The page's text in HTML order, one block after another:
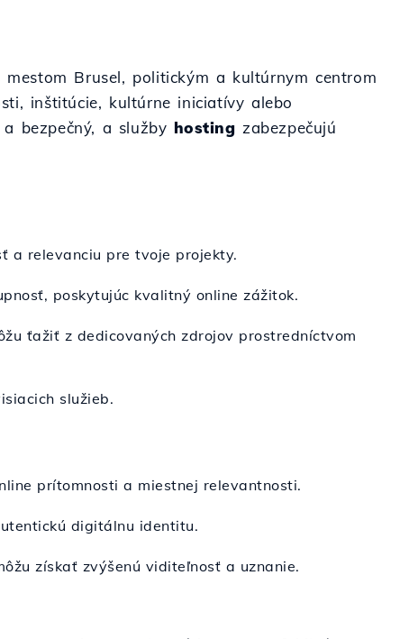
Brusel, politickým a kultúrnym centrom
inštitúcie, kultúrne iniciatívy alebo
bezpečný, a služby hosting zabezpečujú
a relevanciu pre tvoje projekty.
poskytujúc kvalitný online zážitok.
ťažiť z dedicovaných zdrojov prostredníctvom
služieb.
prítomnosti a miestnej relevantnosti.
digitálnu identitu.
získať zvýšenú viditeľnosť a uznanie.